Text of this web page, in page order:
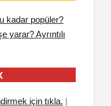
kadar popüler?
yarar? Ayrıntılı
için tıkla. |